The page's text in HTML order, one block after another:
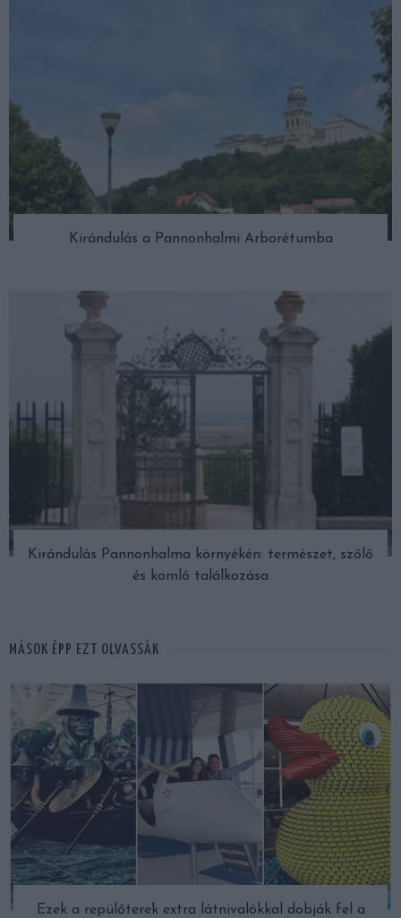
Kirándulás a Pannonhalmi Arborétumba
Kirándulás Pannonhalma környékén: természet, szőlő
és komló találkozása
MÁSOK ÉPP EZT OLVASSÁK
Ezek a repülőterek extra látnivalókkal dobják fel a